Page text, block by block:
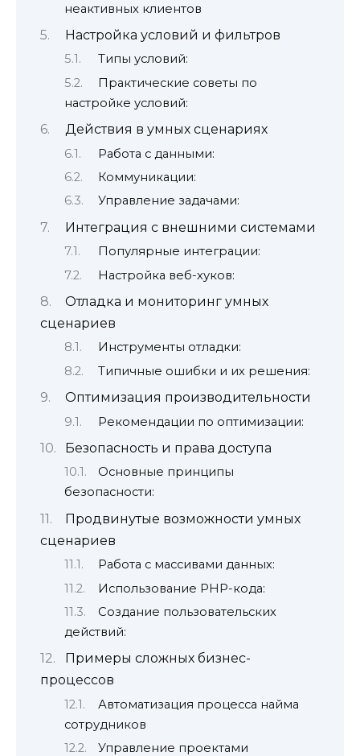
неактивных клиентов
Настройка условий и фильтров
Типы условий:
Практические советы по
настройке условий:
Действия в умных сценариях
Работа с данными:
Коммуникации:
Управление задачами:
Интеграция с внешними системами
Популярные интеграции:
Настройка веб-хуков:
Отладка и мониторинг умных
сценариев
Инструменты отладки:
Типичные ошибки и их решения:
Оптимизация производительности
Рекомендации по оптимизации:
Безопасность и права доступа
Основные принципы
безопасности:
Продвинутые возможности умных
сценариев
Работа с массивами данных:
Использование PHP-кода:
Создание пользовательских
действий:
Примеры сложных бизнес-
процессов
Автоматизация процесса найма
сотрудников
Управление проектами